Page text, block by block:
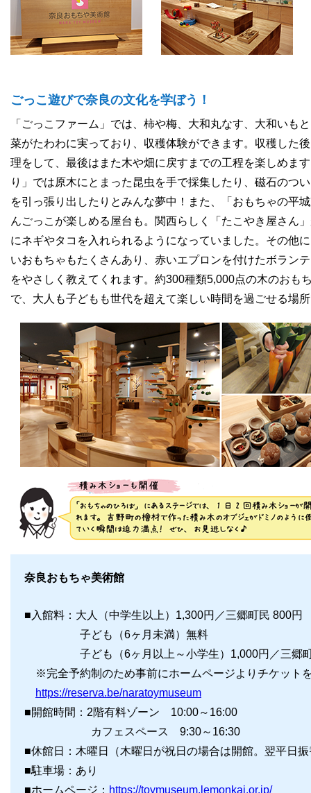
ごっこ遊びで奈良の文化を学ぼう！
「ごっこファーム」では、柿や梅、大和丸なす、大和いも
菜がたわわに実っており、収穫体験ができます。収穫した
理をして、最後はまた木や畑に戻すまでの工程を楽しめま
り」では原木にとまった昆虫を手で採集したり、磁石のつ
を引っ張り出したりとみんな夢中！また、「おもちゃの平
んごっこが楽しめる屋台も。関西らしく「たこやき屋さん
にネギやタコを入れられるようになっていました。その他
いおもちゃもたくさんあり、赤いエプロンを付けたボラン
をやさしく教えてくれます。約300種類5,000点の木のおも
で、大人も子どもも世代を超えて楽しい時間を過ごせる場
奈良おもちゃ美術館
■入館料：大人（中学生以上）1,300円／三郷町民 800円
子ども（6ヶ月未満）無料
子ども（6ヶ月以上～小学生）1,000円／三郷町
※完全予約制のため事前にホームページよりチケット
https://reserva.be/naratoymuseum
■開館時間：2階有料ゾーン 10:00～16:00
カフェスペース 9:30～16:30
■休館日：木曜日（木曜日が祝日の場合は開館。翌平日
■駐車場：あり
■ホームページ： https://toymuseum.lemonkai.or.jp/